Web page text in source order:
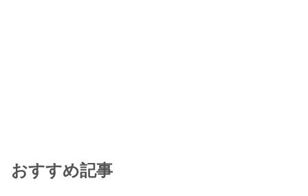
おすすめ記事